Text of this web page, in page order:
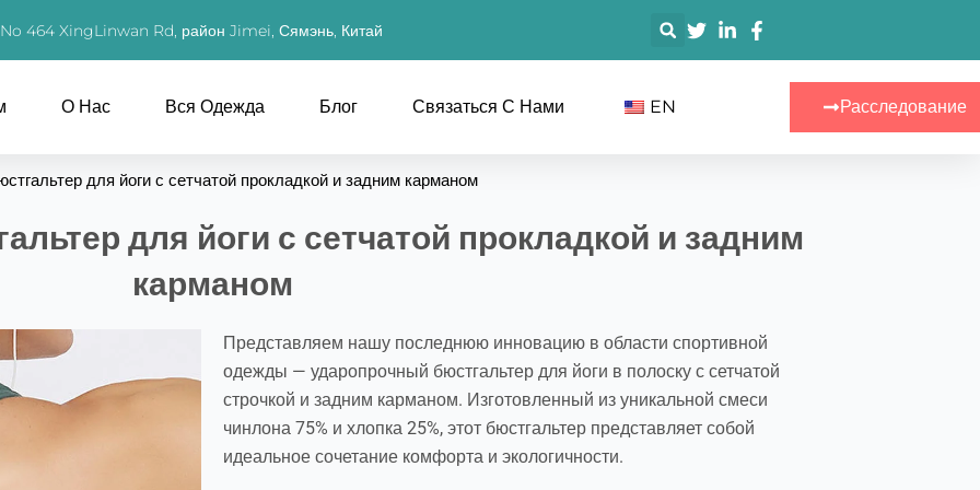
464 XingLinwan Rd, район Jimei, Сямэнь, Китай 搜
索
О Нас Вся Одежда Блог Связаться С Нами EN Расследование
для йоги с сетчатой прокладкой и задним карманом
для йоги с сетчатой прокладкой и задним
карманом
Представляем нашу последнюю инновацию в области спортивной
одежды — ударопрочный бюстгальтер для йоги в полоску с сетчатой
строчкой и задним карманом. Изготовленный из уникальной смеси
чинлона 75% и хлопка 25%, этот бюстгальтер представляет собой
идеальное сочетание комфорта и экологичности.